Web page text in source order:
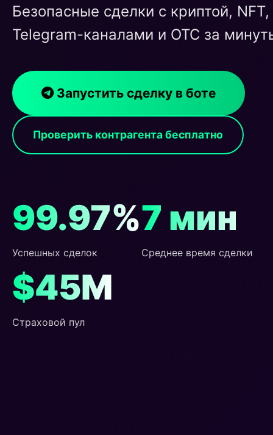
Безопасные сделки с криптой, NFT,
Telegram-каналами и OTC за
Запустить сделку в боте
Проверить контрагента бесплатно
99.97%
Успешных сделок
7 мин
Среднее время сделки
$45M
Страховой пул